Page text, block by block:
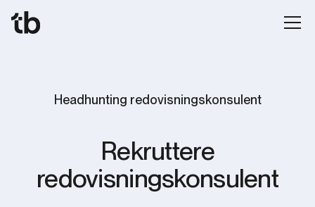
Headhunting redovisningskonsulent
Rekruttere
redovisningskonsulent